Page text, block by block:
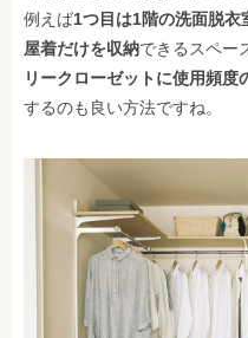
例えば1つ目は1階の洗面脱
屋着だけを収納できるスペー
リークローゼットに使用頻
するのも良い方法ですね。